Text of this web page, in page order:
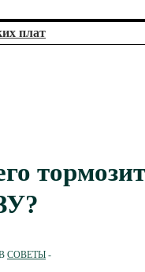
плат
СОВЕТЫ